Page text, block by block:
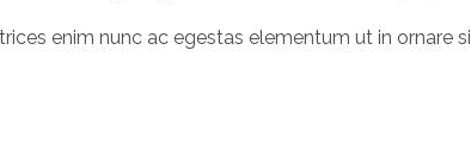
enim nunc ac egestas elementum ut in ornare